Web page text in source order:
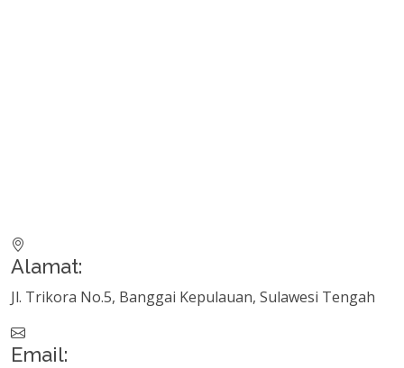
Alamat:
Jl. Trikora No.5, Banggai Kepulauan, Sulawesi Tengah
Email: